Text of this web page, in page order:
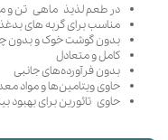
در طعم لذیذ ماهی تن و
مناسب برای گربه های
بدون گوشت خوک و بدون
کامل و متعادل
بدون فرآورده‌های جانبی
حاوی ویتامین‌ها و مواد
حاوی تائورین برای بهبود